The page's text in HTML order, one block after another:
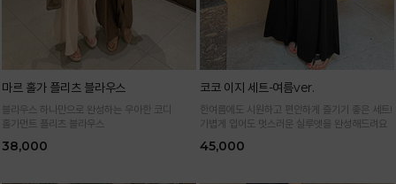
마르 홀가 플리츠 블라우스
블라우스 하나만으로 완성하는 우아한 코디
홀가먼트 플리츠 블라우스
38,000
코코 이지 세트-여름ver.
한여름에도 시원하고 편안하게 즐기기 좋은 세트!
가볍게 입어도 멋스러운 실루엣을 완성해드려요
45,000